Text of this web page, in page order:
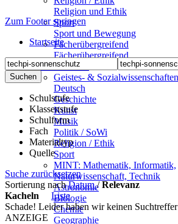
Religion und Ethik
Sport
Sport und Bewegung
Fächerübergreifend
Fächerübergreifend
Sekundarstufen
Geistes- & Sozialwissenschaften
Deutsch
Geschichte
Kunst
Musik
Politik / SoWi
Religion / Ethik
Sport
MINT: Mathematik, Informatik,
Naturwissenschaft, Technik
Astronomie
Biologie
Chemie
Geographie
Zum Footer springen
Startseite
Schulstufe
Klassenstufe
Schulform
Fach
Materialtyp
Quelle
Suche zurücksetzen
Sortierung nachDatum/Relevanz
Kacheln
Liste
Schade! Leider haben wir keinen
ANZEIGE